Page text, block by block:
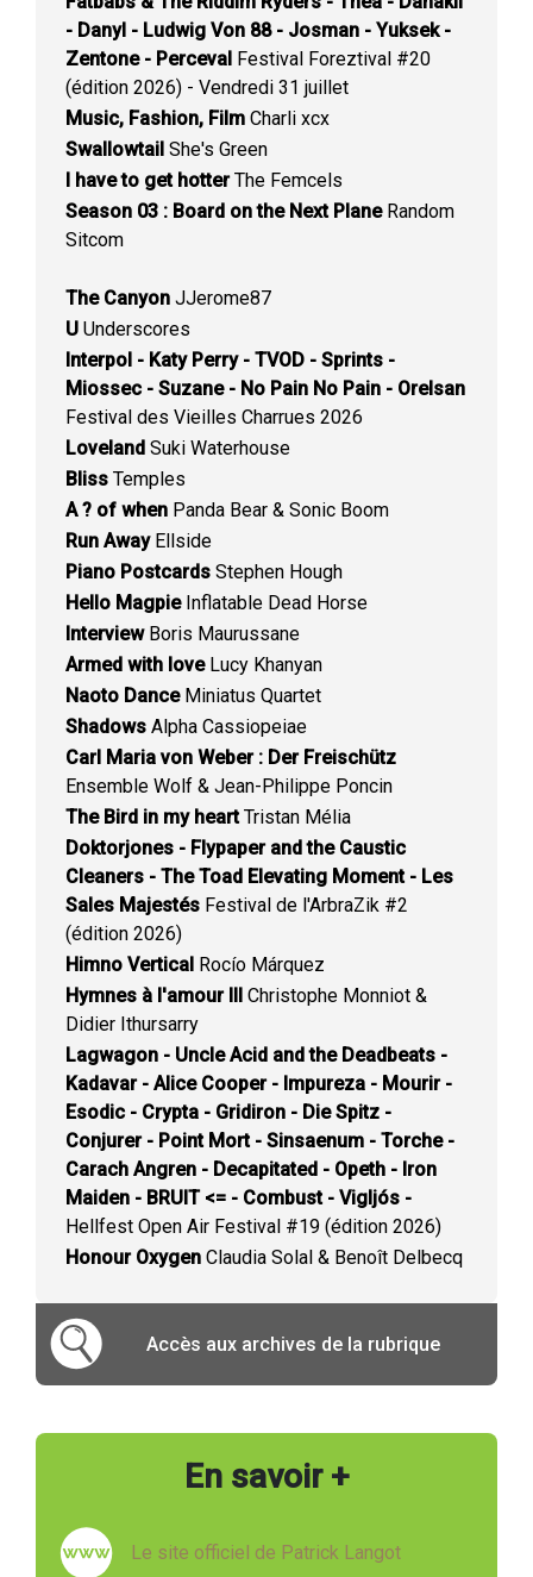
- Danyl - Ludwig Von 88 - Josman - Yuksek -
Zentone - Perceval Festival Foreztival #20
(édition 2026) - Vendredi 31 juillet
Music, Fashion, Film Charli xcx
Swallowtail She's Green
I have to get hotterThe Femcels
Season 03 : Board on the Next PlaneRandom
Sitcom
The Canyon JJerome87
U Underscores
Interpol - Katy Perry - TVOD - Sprints -
Miossec - Suzane - No Pain No Pain - Orelsan
Festival des Vieilles Charrues 2026
Loveland Suki Waterhouse
Bliss Temples
A ? of when Panda Bear & Sonic Boom
Run AwayEllside
Piano Postcards Stephen Hough
Hello MagpieInflatable Dead Horse
InterviewBoris Maurussane
Armed with loveLucy Khanyan
Naoto DanceMiniatus Quartet
Shadows Alpha Cassiopeiae
Carl Maria von Weber : Der Freischütz
Ensemble Wolf & Jean-Philippe Poncin
The Bird in my heartTristan Mélia
Doktorjones - Flypaper and the Caustic
Cleaners - The Toad Elevating Moment - Les
Sales Majestés Festival de l'ArbraZik #2
(édition 2026)
Himno Vertical Rocío Márquez
Hymnes à l'amour III Christophe Monniot &
Didier Ithursarry
Lagwagon - Uncle Acid and the Deadbeats -
Kadavar - Alice Cooper - Impureza - Mourir -
Esodic - Crypta - Gridiron - Die Spitz -
Conjurer - Point Mort - Sinsaenum - Torche -
Carach Angren - Decapitated - Opeth - Iron
Maiden - BRUIT <= - Combust - Vigljós -
Hellfest Open Air Festival #19 (édition 2026)
Honour Oxygen Claudia Solal & Benoît Delbecq
Accès aux archives de la rubrique
En savoir +
Le site officiel de Patrick Langot